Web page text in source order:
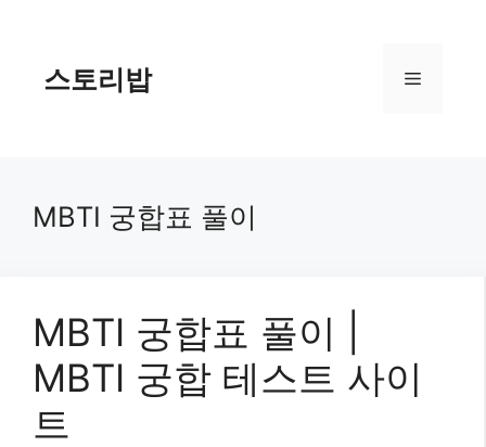
스토리밥 메
MBTI 궁합표 풀이
MBTI 궁합표 풀이 |
MBTI 궁합 테스트 사이
트